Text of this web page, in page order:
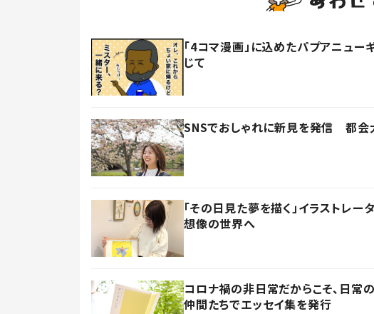
「4コマ漫画」に込めたパプアニュ
じて
SNSでおしゃれに新見を発信 都会
「その日見た夢を描く」イラスト
想像の世界へ
コロナ禍の非日常だからこそ、日常
仲間たちでエッセイ集を発行